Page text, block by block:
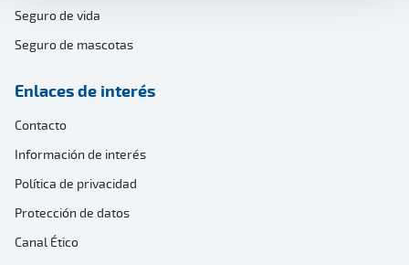
Seguro de vida
Seguro de mascotas
Enlaces de interés
Contacto
Información de interés
Política de privacidad
Protección de datos
Canal Ético